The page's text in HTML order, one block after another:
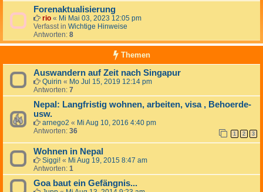
Forenaktualisierung
rio « Mi Mai 03, 2023 12:05 pm
Verfasst in Wichtige Hinweise
Antworten: 8
Themen
Auswandern auf Zeit nach Singapur
Quirin « Mo Jul 15, 2019 12:14 pm
Antworten: 7
Nepal: Langfristig wohnen, arbeiten, visa , Behoerde-
usw.
arnego2 « Mi Aug 10, 2016 4:40 pm
Antworten: 36 1 2 3
Wohnen in Nepal
Siggi! « Mi Aug 19, 2015 8:47 am
Antworten: 1
Goa baut ein Gefängnis...